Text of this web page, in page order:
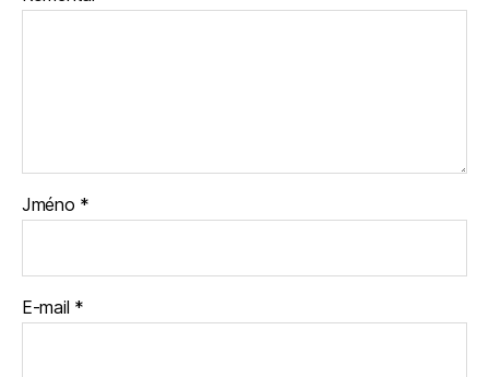
Jméno *
E-mail *